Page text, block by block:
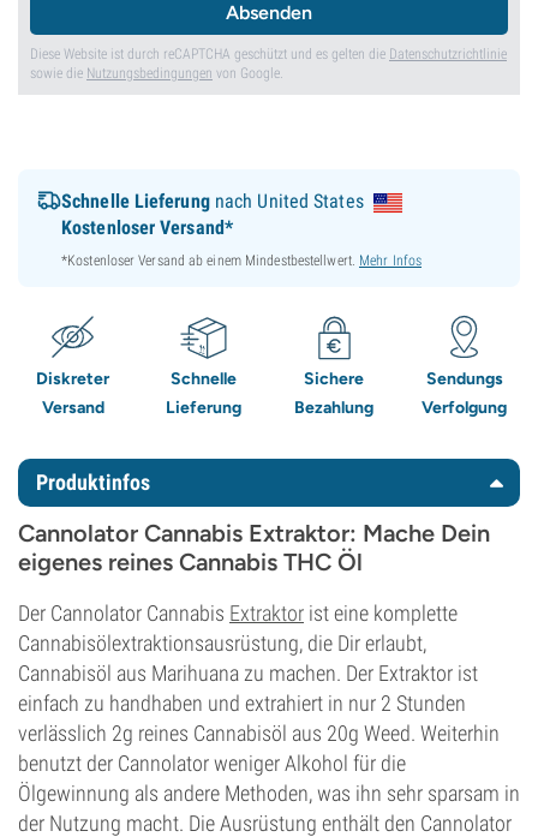
Absenden
Diese Website ist durch reCAPTCHA geschützt und es gelten die Datenschutzrichtlinie
sowie die Nutzungsbedingungen von Google.
Schnelle Lieferungnach United States
Kostenloser Versand*
*Kostenloser Versand ab einem Mindestbestellwert. Mehr Infos
Diskreter
Versand
Schnelle
Lieferung
Sichere
Bezahlung
Sendungs
Verfolgung
Produktinfos
Cannolator Cannabis Extraktor: Mache Dein
eigenes reines Cannabis THC Öl
Der Cannolator Cannabis Extraktor ist eine komplette
Cannabisölextraktionsausrüstung, die Dir erlaubt,
Cannabisöl aus Marihuana zu machen. Der Extraktor ist
einfach zu handhaben und extrahiert in nur 2 Stunden
verlässlich 2g reines Cannabisöl aus 20g Weed. Weiterhin
benutzt der Cannolator weniger Alkohol für die
Ölgewinnung als andere Methoden, was ihn sehr sparsam in
der Nutzung macht. Die Ausrüstung enthält den Cannolator